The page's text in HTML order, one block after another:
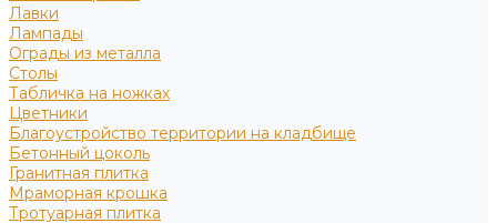
Лавки
Лампады
Ограды из металла
Столы
Табличка на ножках
Цветники
Благоустройство территории на кладбище
Бетонный цоколь
Гранитная плитка
Мраморная крошка
Тротуарная плитка